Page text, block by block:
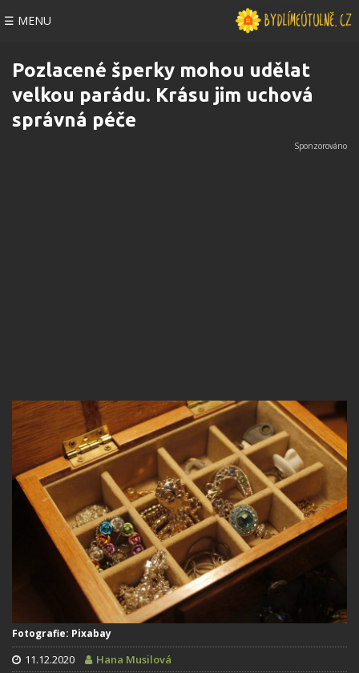
☰ MENU
Pozlacené šperky mohou udělat
velkou parádu. Krásu jim uchová
správná péče
Fotografie: Pixabay
11.12.2020 Hana Musilová